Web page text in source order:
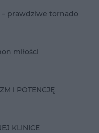
– prawdziwe tornado
miłości
i POTENCJĘ
KLINICE